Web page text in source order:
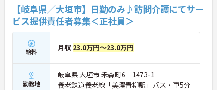
【岐阜県／大垣市】日勤のみ♪訪問介護にてサー
ビス提供責任者募集＜正社員＞
給料 月収 23.0万円～23.0万円
勤務地
岐阜県 大垣市 禾森町6‐1473-1
養老鉄道養老線「美濃青柳駅」バス・車5分